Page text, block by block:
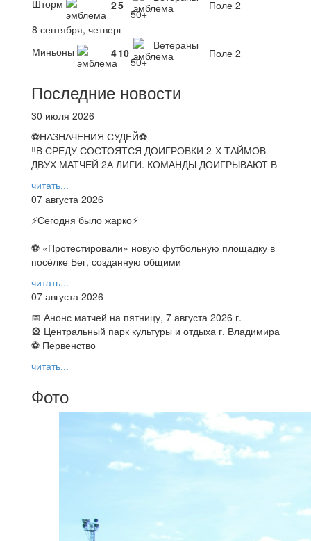
Шторм 25
50+
Поле 2
8 сентября, четверг
Миньоны
410
Ветераны
50+
Поле 2
Последние новости
30 июля 2026
⚽НАЗНАЧЕНИЯ СУДЕЙ⚽
‼В СРЕДУ СОСТОЯТСЯ ДОИГРОВКИ 2-Х ТАЙМОВ
ДВУХ МАТЧЕЙ 2А ЛИГИ. КОМАНДЫ ДОИГРЫВАЮТ В
читать...
07 августа 2026
⚡️Сегодня было жарко⚡️
⚽ ️«Протестировали» новую футбольную площадку в
посёлке Бег, созданную общими
читать...
07 августа 2026
📅 Анонс матчей на пятницу, 7 августа 2026 г.
🎡 Центральный парк культуры и отдыха г. Владимира
⚽ Первенство
читать...
Фото